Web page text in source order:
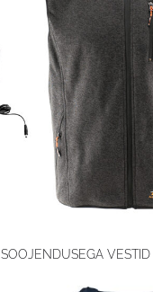
SOOJENDUSEGA VESTID